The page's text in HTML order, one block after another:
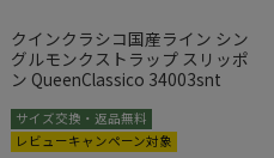
クインクラシコ国産ライン シン
グルモンクストラップ スリッポ
ン QueenClassico 34003snt
サイズ交換・返品無料
レビューキャンペーン対象